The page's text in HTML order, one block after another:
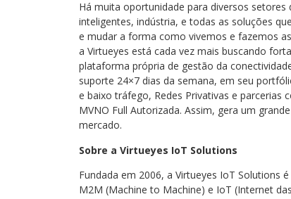
Há muita oportunidade para diversos
inteligentes, indústria, e todas as soluções
e mudar a forma como vivemos e fazemos
a Virtueyes está cada vez mais buscando
plataforma própria de gestão da
suporte 24×7 dias da semana, em seu
e baixo tráfego, Redes Privativas e parcerias
MVNO Full Autorizada. Assim, gera um
mercado.
Sobre a Virtueyes IoT Solutions
Fundada em 2006, a Virtueyes IoT Solutions
M2M (Machine to Machine) e IoT (Internet